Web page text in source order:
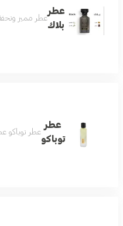
عطر
بلاك
عطر مميز وتحفة
عطر
توباكو
عطر توباكو